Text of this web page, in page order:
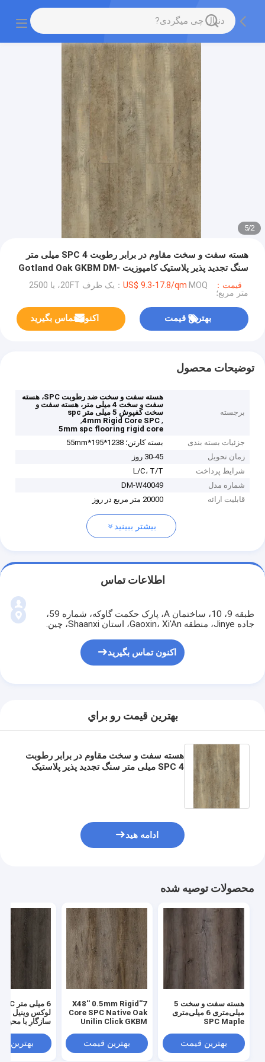
2
/
5
هسته سفت و سخت مقاوم در برابر رطوبت SPC 4 میلی متر
سنگ تجدید پذیر پلاستیک کامپوزیت Gotland Oak GKBM DM-
W40049
قیمت：US$ 9.3-17.8/qm MOQ：یک ظرف 20FT، یا 2500
متر مربع؛
بهترین قیمت اکنون تماس بگیرید
توضیحات محصول
برجسته
هسته سفت و سخت ضد رطوبت SPC، هسته
سفت و سخت 4 میلی متر، هسته سفت و
سخت کفپوش 5 میلی متر spc
,
4mm Rigid Core SPC
,
5mm spc flooring rigid core
جزئیات بسته بندی
بسته کارتن؛ 1238*195*55mm
زمان تحویل
30-45 روز
شرایط پرداخت
L/C، T/T
شماره مدل
DM-W40049
قابلیت ارائه
20000 متر مربع در روز
بیشتر ببینید
اطلاعات تماس
طبقه 9، 10، ساختمان A، پارک حکمت گاوکه، شماره 59،
جاده Jinye، منطقه Gaoxin، Xi'An، استان Shaanxi، چین.
اکنون تماس بگیرید
بهترين قيمت رو براي
هسته سفت و سخت مقاوم در برابر رطوبت
SPC 4 میلی متر سنگ تجدید پذیر پلاستیک
ادامه هید
محصولات توصیه شده
هسته سفت و سخت 5
میلی‌متری 6 میلی‌متری
SPC Maple
Grain GKBM DM-
W40008
بهترین قیمت
7''X48'' 0.5mm Rigid
Core SPC Native Oak
Unilin Click GKBM
بهترین قیمت
لوکس وینیل
سازگار با
DM-W40054
بهترین